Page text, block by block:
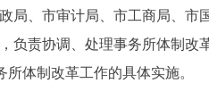
、市审计局、市工商局、市
负责协调、处理事务所体制改
体制改革工作的具体实施。